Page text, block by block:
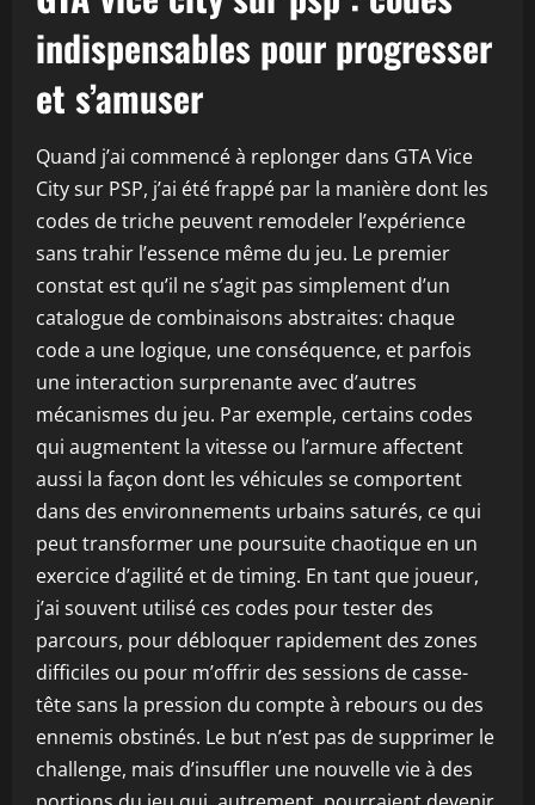
indispensables pour progresser
et s’amuser
Quand j’ai commencé à replonger dans GTA Vice
City sur PSP, j’ai été frappé par la manière dont les
codes de triche peuvent remodeler l’expérience
sans trahir l’essence même du jeu. Le premier
constat est qu’il ne s’agit pas simplement d’un
catalogue de combinaisons abstraites: chaque
code a une logique, une conséquence, et parfois
une interaction surprenante avec d’autres
mécanismes du jeu. Par exemple, certains codes
qui augmentent la vitesse ou l’armure affectent
aussi la façon dont les véhicules se comportent
dans des environnements urbains saturés, ce qui
peut transformer une poursuite chaotique en un
exercice d’agilité et de timing. En tant que joueur,
j’ai souvent utilisé ces codes pour tester des
parcours, pour débloquer rapidement des zones
difficiles ou pour m’offrir des sessions de casse-
tête sans la pression du compte à rebours ou des
ennemis obstinés. Le but n’est pas de supprimer le
challenge, mais d’insuffler une nouvelle vie à des